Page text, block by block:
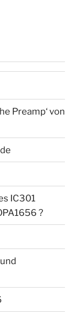
Preamp‘ von
IC301
?